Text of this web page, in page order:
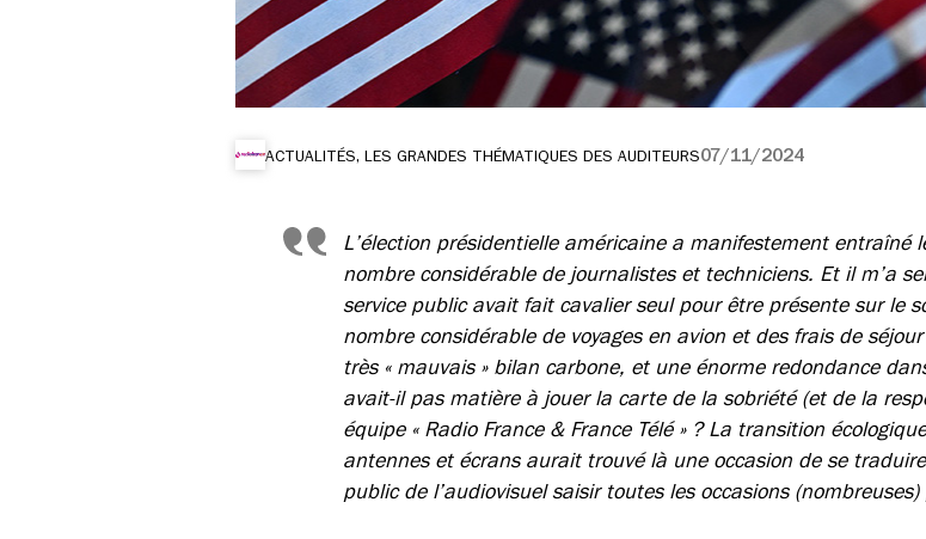
ACTUALITÉS, LES GRANDES THÉMATIQUES DES AUDITEURS07/11/2024
L’élection présidentielle américaine a manifestement entraîné
nombre considérable de journalistes et techniciens. Et il m’a
service public avait fait cavalier seul pour être présente sur le
nombre considérable de voyages en avion et des frais de
très « mauvais » bilan carbone, et une énorme redondance
avait-il pas matière à jouer la carte de la sobriété (et de la
équipe « Radio France & France Télé » ? La transition
antennes et écrans aurait trouvé là une occasion de se
public de l’audiovisuel saisir toutes les occasions